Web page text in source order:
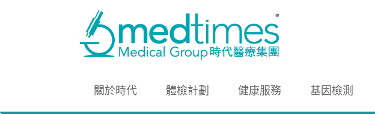
關於時代 體檢計劃 健康服務 基因檢測